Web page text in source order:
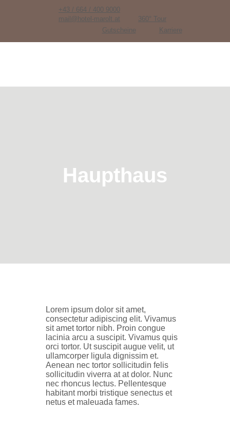
+43 / 664 / 400 9000
mail@hotel-marolt.at
360° Tour
Karriere
Gutscheine
Haupthaus
Lorem ipsum dolor sit amet,
consectetur adipiscing elit. Vivamus
sit amet tortor nibh. Proin congue
lacinia arcu a suscipit. Vivamus quis
orci tortor. Ut suscipit augue velit, ut
ullamcorper ligula dignissim et.
Aenean nec tortor sollicitudin felis
sollicitudin viverra at at dolor. Nunc
nec rhoncus lectus. Pellentesque
habitant morbi tristique senectus et
netus et maleuada fames.